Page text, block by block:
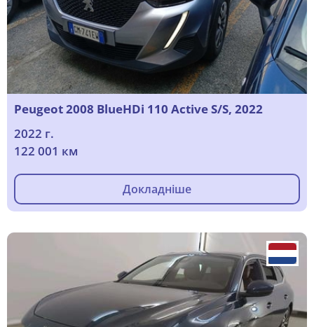
Peugeot 2008 BlueHDi 110 Active S/S, 2022
2022 г.
122 001 км
Докладніше